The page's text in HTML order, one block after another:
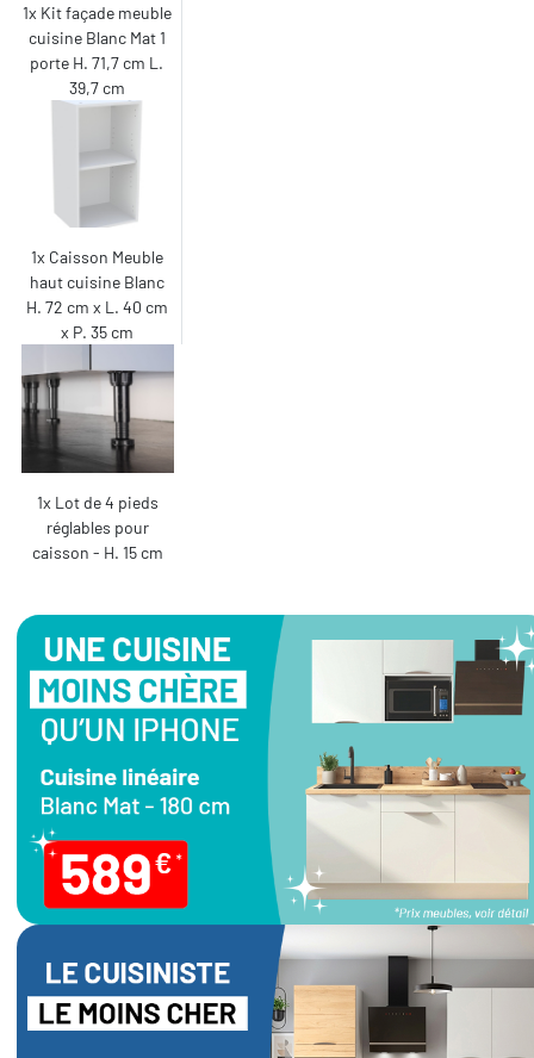
1x Kit façade meuble
cuisine Blanc Mat 1
porte H. 71,7 cm L.
39,7 cm
1x Caisson Meuble
haut cuisine Blanc
H. 72 cm x L. 40 cm
x P. 35 cm
1x Lot de 4 pieds
réglables pour
caisson - H. 15 cm